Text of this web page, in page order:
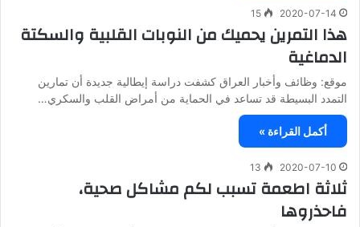
2020-07-14
15
هذا التمرين يحميك من النوبات القلبية والسكتة
الدماغية
موقع: وظائف وأخبار العراق كشفت دراسة إيطالية جديدة أن تمارين
التمدد البسيطة قد تساعد في الحماية من أمراض القلب والسكري…
أكمل القراءة »
2020-07-10
13
ثلاثة اطعمة تسبب لكم مشاكل صحية،
فاحذروها